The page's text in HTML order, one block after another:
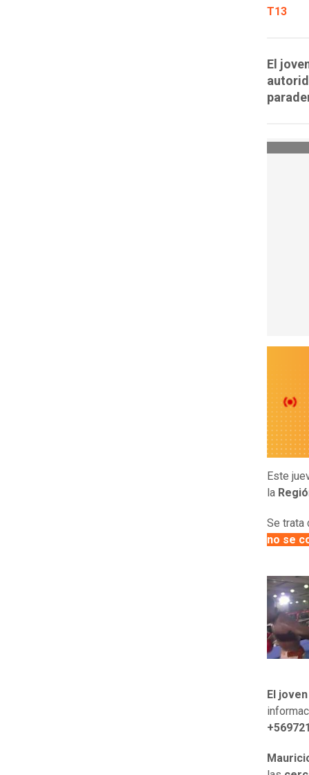
T13
El
Este
la
Se trata
no se
El